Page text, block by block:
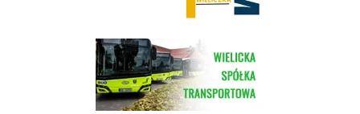
link do strony Wielickiej Spółki Transportowej